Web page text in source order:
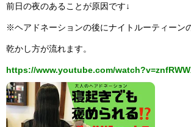
前日の夜のあることが原因です↓
※ヘアドネーションの後にナイトルーティーン
乾かし方が流れます。
https://www.youtube.com/